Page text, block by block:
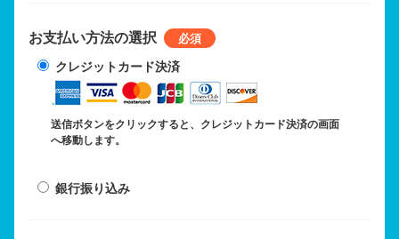
お支払い方法の選択
クレジットカード決済
送信ボタンをクリックすると、クレジットカード決済の画面
へ移動します。
銀行振り込み